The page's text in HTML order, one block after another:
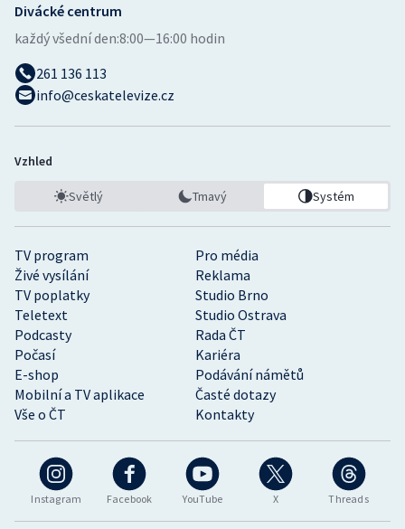
Instagram Facebook YouTube X Threads
TV program
Pro média
Živé vysílání
Reklama
TV poplatky
Studio Brno
Teletext
Studio Ostrava
Podcasty
Rada ČT
Počasí
Kariéra
E-shop
Podávání námětů
Mobilní a TV aplikace
Časté dotazy
Vše o ČT
Kontakty
Divácké centrum
každý všední den:8:00—16:00 hodin
261 136 113
info@ceskatelevize.cz
Vzhled
Světlý Tmavý Systém